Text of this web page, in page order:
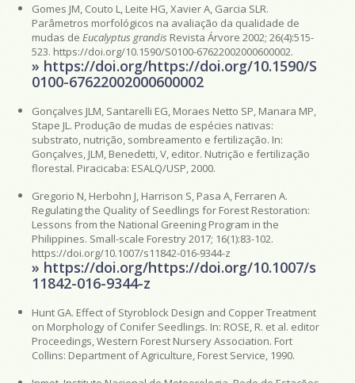
Gomes JM, Couto L, Leite HG, Xavier A, Garcia SLR.
Parâmetros morfológicos na avaliação da qualidade de
mudas de Eucalyptus grandisRevista Árvore 2002; 26(4):515-
523. https://doi.org/10.1590/S0100-67622002000600002.
» https://doi.org/https://doi.org/10.1590/S
0100-67622002000600002
Gonçalves JLM, Santarelli EG, Moraes Netto SP, Manara MP,
Stape JL. Produção de mudas de espécies nativas:
substrato, nutrição, sombreamento e fertilização. In:
Gonçalves, JLM, Benedetti, V, editor. Nutrição e fertilização
florestal. Piracicaba: ESALQ/USP, 2000.
Gregorio N, Herbohn J, Harrison S, Pasa A, Ferraren A.
Regulating the Quality of Seedlings for Forest Restoration:
Lessons from the National Greening Program in the
Philippines. Small-scale Forestry 2017; 16(1):83-102.
https://doi.org/10.1007/s11842-016-9344-z
» https://doi.org/https://doi.org/10.1007/s
11842-016-9344-z
Hunt GA. Effect of Styroblock Design and Copper Treatment
on Morphology of Conifer Seedlings. In: ROSE, R. et al. editor
Proceedings, Western Forest Nursery Association. Fort
Collins: Department of Agriculture, Forest Service, 1990.